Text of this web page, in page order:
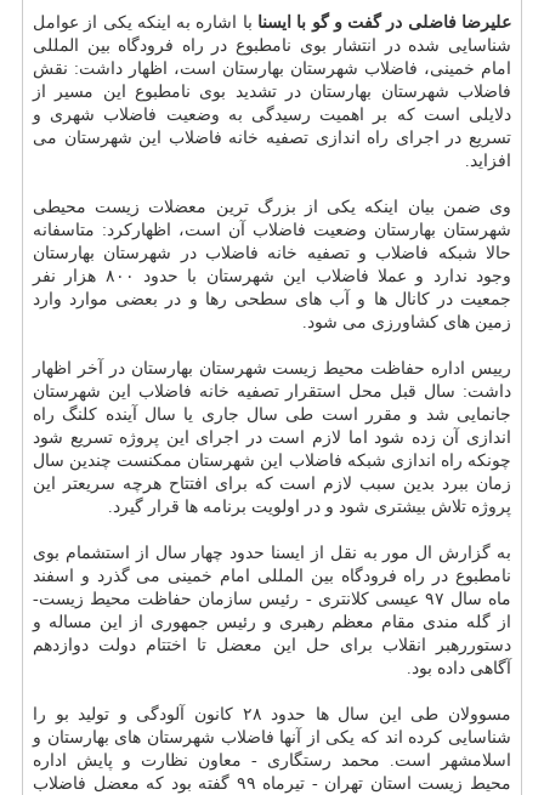
علیرضا فاضلی در گفت و گو با ایسنا با اشاره به اینکه یکی از عوامل
شناسایی شده در انتشار بوی نامطبوع در راه فرودگاه بین المللی
امام خمینی، فاضلاب شهرستان بهارستان است، اظهار داشت: نقش
فاضلاب شهرستان بهارستان در تشدید بوی نامطبوع این مسیر از
دلایلی است که بر اهمیت رسیدگی به وضعیت فاضلاب شهری و
تسریع در اجرای راه اندازی تصفیه خانه فاضلاب این شهرستان می
افزاید.
وی ضمن بیان اینکه یکی از بزرگ ترین معضلات زیست محیطی
شهرستان بهارستان وضعیت فاضلاب آن است، اظهارکرد: متاسفانه
حالا شبکه فاضلاب و تصفیه خانه فاضلاب در شهرستان بهارستان
وجود ندارد و عملا فاضلاب این شهرستان با حدود ۸۰۰ هزار نفر
جمعیت در کانال ها و آب های سطحی رها و در بعضی موارد وارد
زمین های کشاورزی می شود.
رییس اداره حفاظت محیط زیست شهرستان بهارستان در آخر اظهار
داشت: سال قبل محل استقرار تصفیه خانه فاضلاب این شهرستان
جانمایی شد و مقرر است طی سال جاری یا سال آینده کلنگ راه
اندازی آن زده شود اما لازم است در اجرای این پروژه تسریع شود
چونکه راه اندازی شبکه فاضلاب این شهرستان ممکنست چندین سال
زمان ببرد بدین سبب لازم است که برای افتتاح هرچه سریعتر این
پروژه تلاش بیشتری شود و در اولویت برنامه ها قرار گیرد.
به گزارش ال مور به نقل از ایسنا حدود چهار سال از استشمام بوی
نامطبوع در راه فرودگاه بین المللی امام خمینی می گذرد و اسفند
ماه سال ۹۷ عیسی کلانتری - رئیس سازمان حفاظت محیط زیست-
از گله مندی مقام معظم رهبری و رئیس جمهوری از این مساله و
دستوررهبر انقلاب برای حل این معضل تا اختتام دولت دوازدهم
آگاهی داده بود.
مسوولان طی این سال ها حدود ۲۸ کانون آلودگی و تولید بو را
شناسایی کرده اند که یکی از آنها فاضلاب شهرستان های بهارستان و
اسلامشهر است. محمد رستگاری - معاون نظارت و پایش اداره
محیط زیست استان تهران - تیرماه ۹۹ گفته بود که معضل فاضلاب